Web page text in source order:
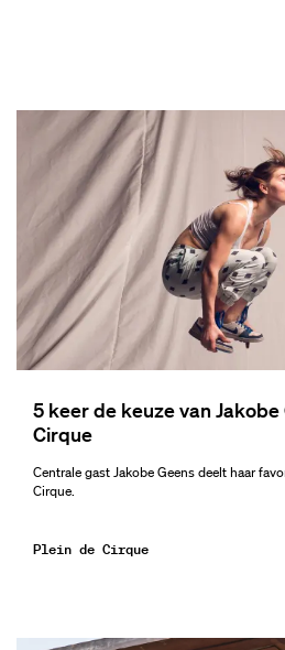
5 keer de keuze van
Cirque
Centrale gast Jakobe Geens deelt haar
Cirque.
Plein de Cirque